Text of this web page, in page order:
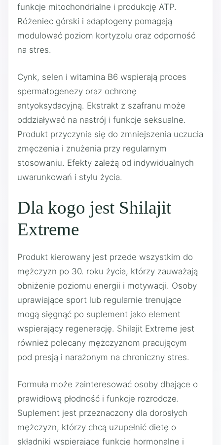
funkcje mitochondrialne i produkcję ATP.
Różeniec górski i adaptogeny pomagają
modulować poziom kortyzolu oraz odporność
na stres.
Cynk, selen i witamina B6 wspierają proces
spermatogenezy oraz ochronę
antyoksydacyjną. Ekstrakt z szafranu może
oddziaływać na nastrój i funkcje seksualne.
Produkt przyczynia się do zmniejszenia uczucia
zmęczenia i znużenia przy regularnym
stosowaniu. Efekty zależą od indywidualnych
uwarunkowań i stylu życia.
Dla kogo jest Shilajit
Extreme
Produkt kierowany jest przede wszystkim do
mężczyzn po 30. roku życia, którzy zauważają
obniżenie poziomu energii i motywacji. Osoby
uprawiające sport lub regularnie trenujące
mogą sięgnąć po suplement jako element
wspierający regenerację. Shilajit Extreme jest
również polecany mężczyznom pracującym
pod presją i narażonym na chroniczny stres.
Formuła może zainteresować osoby dbające o
prawidłową płodność i funkcje rozrodcze.
Suplement jest przeznaczony dla dorosłych
mężczyzn, którzy chcą uzupełnić dietę o
składniki wspierające funkcje hormonalne i